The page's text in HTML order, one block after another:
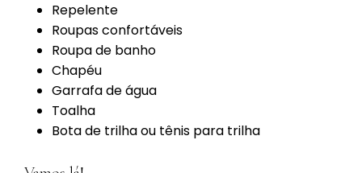
Repelente
Roupas confortáveis
Roupa de banho
Chapéu
Garrafa de água
Toalha
Bota de trilha ou tênis para trilha